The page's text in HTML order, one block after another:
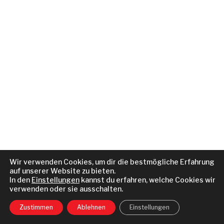
Wir verwenden Cookies, um dir die bestmögliche Erfahrung
auf unserer Website zu bieten.
In den Einstellungen kannst du erfahren, welche Cookies wir
verwenden oder sie ausschalten.
Zustimmen Ablehnen Einstellungen